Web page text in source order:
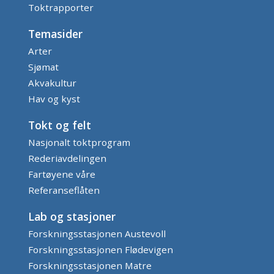
Toktrapporter
Temasider
Arter
Sjømat
Akvakultur
Hav og kyst
Tokt og felt
Nasjonalt toktprogram
Rederiavdelingen
Fartøyene våre
Referanseflåten
Lab og stasjoner
Forskningsstasjonen Austevoll
Forskningsstasjonen Flødevigen
Forskningsstasjonen Matre